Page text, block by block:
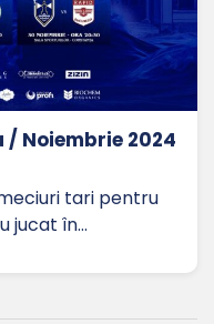
/ Noiembrie 2024
tari pentru
jucat în…